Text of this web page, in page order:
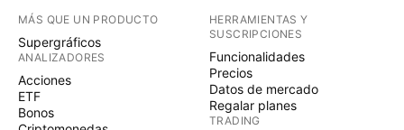
MÁS QUE UN PRODUCTO
Supergráficos
ANALIZADORES
Acciones
ETF
Bonos
HERRAMIENTAS Y
SUSCRIPCIONES
Funcionalidades
Precios
Datos de mercado
Regalar planes
TRADING